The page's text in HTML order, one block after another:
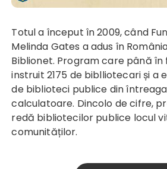
Totul a început în 2009, când Fundația Bill &
Melinda Gates a adus în
Biblionet. Program care până în
instruit 2175 de biblliotecari și a
de biblioteci publice din
calculatoare. Dincolo de cifre,
redă bibliotecilor publice locul
comunităților.